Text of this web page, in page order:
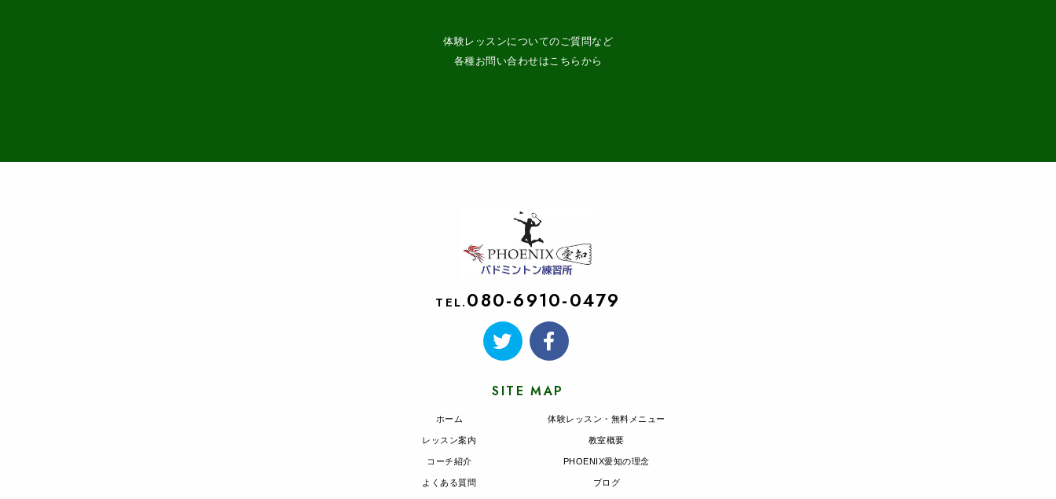
体験レッスンについてのご質問など
各種お問い合わせはこちらから
TEL.080-6910-0479
SITE MAP
ホーム
レッスン案内
コーチ紹介
よくある質問
体験レッスン・無料メニュー
教室概要
PHOENIX愛知の理念
ブログ